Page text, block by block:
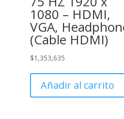
1080 – HDMI,
VGA,
(Cable HDMI)
$1,353,635
Añadir al carrito